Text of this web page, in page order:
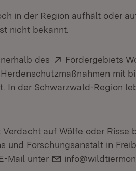
in der Region aufhält oder
nicht bekannt.
des Extern:
Fördergebiets
mit
In der Schwarzwald-Region
auf Wölfe oder Risse
und Forschungsanstalt in
Mail unter E-Mail: